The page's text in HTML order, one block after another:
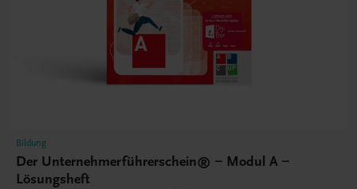
Bildung
Der Unternehmerführerschein® – Modul A –
Lösungsheft